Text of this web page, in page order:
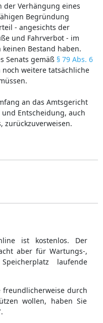
der Verhängung eines
Begründung
- angesichts der
und Fahrverbot - im
Bestand haben.
Senats gemäß § 79 Abs. 6
weitere tatsächliche
an das Amtsgericht
Entscheidung, auch
zurückzuverweisen.
ist kostenlos. Der
aber für Wartungs-,
laufende
freundlicherweise durch
wollen, haben Sie